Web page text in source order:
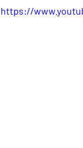
https://